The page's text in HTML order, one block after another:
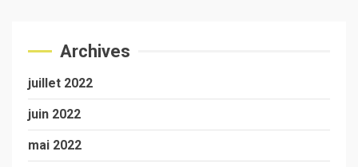
Archives
juillet 2022
juin 2022
mai 2022